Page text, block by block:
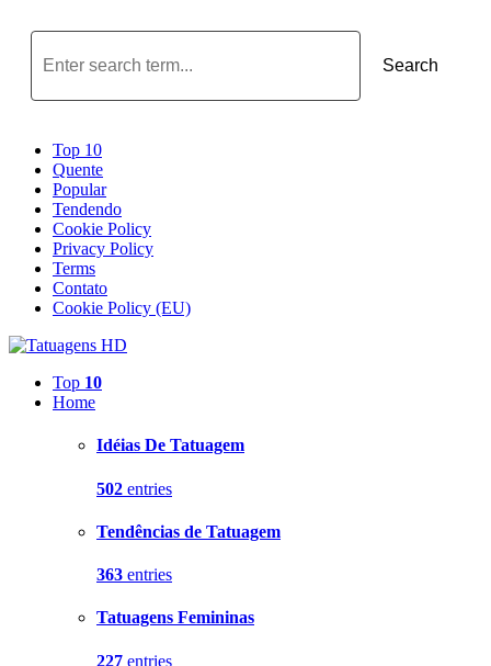
Search
Top 10
Quente
Popular
Tendendo
Cookie Policy
Privacy Policy
Terms
Contato
Cookie Policy (EU)
Top 10
Home
Idéias De Tatuagem
502 entries
Tendências de Tatuagem
363 entries
Tatuagens Femininas
227 entries